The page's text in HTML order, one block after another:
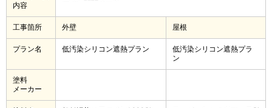
内容
工事箇所 外壁 屋根
プラン名 低汚染シリコン遮熱プラン
低汚染シリコン遮熱プラ
ン
塗料
メーカー